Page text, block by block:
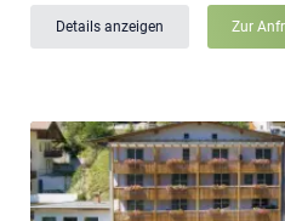
Details anzeigen Zur